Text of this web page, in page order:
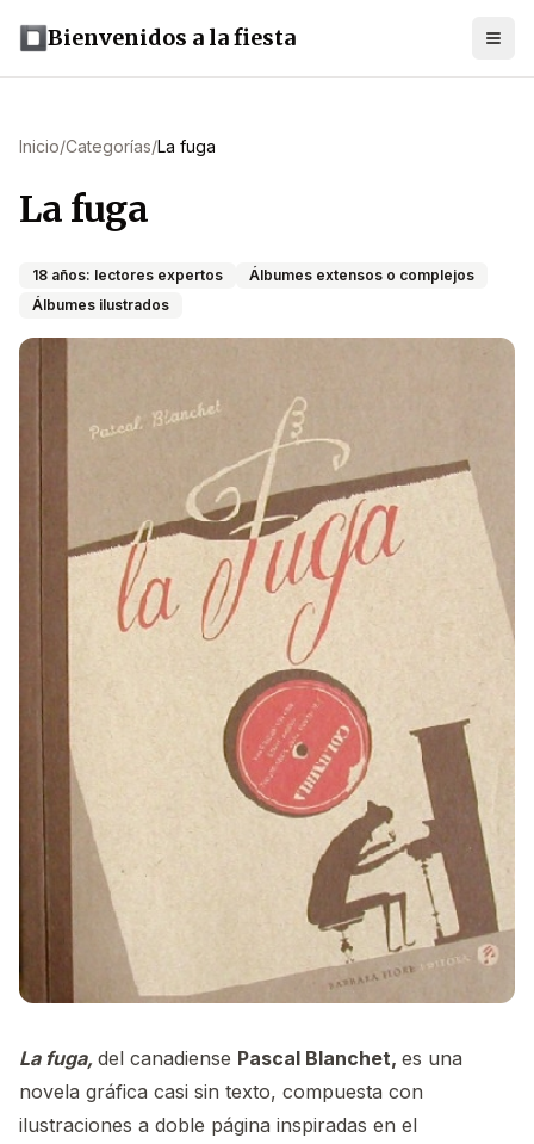
Bienvenidos a la fiesta
Inicio/Categorías/La fuga
La fuga
18 años: lectores expertos
Álbumes extensos o complejos
Álbumes ilustrados
La fuga, del canadiense Pascal Blanchet, es una
novela gráfica casi sin texto, compuesta con
ilustraciones a doble página inspiradas en el